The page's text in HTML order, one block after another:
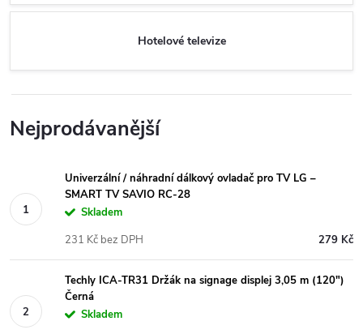
Hotelové televize
Nejprodávanější
Univerzální / náhradní dálkový ovladač pro TV LG –
SMART TV SAVIO RC-28
Skladem
279 Kč
231 Kč bez DPH
Techly ICA-TR31 Držák na signage displej 3,05 m (120")
Černá
Skladem